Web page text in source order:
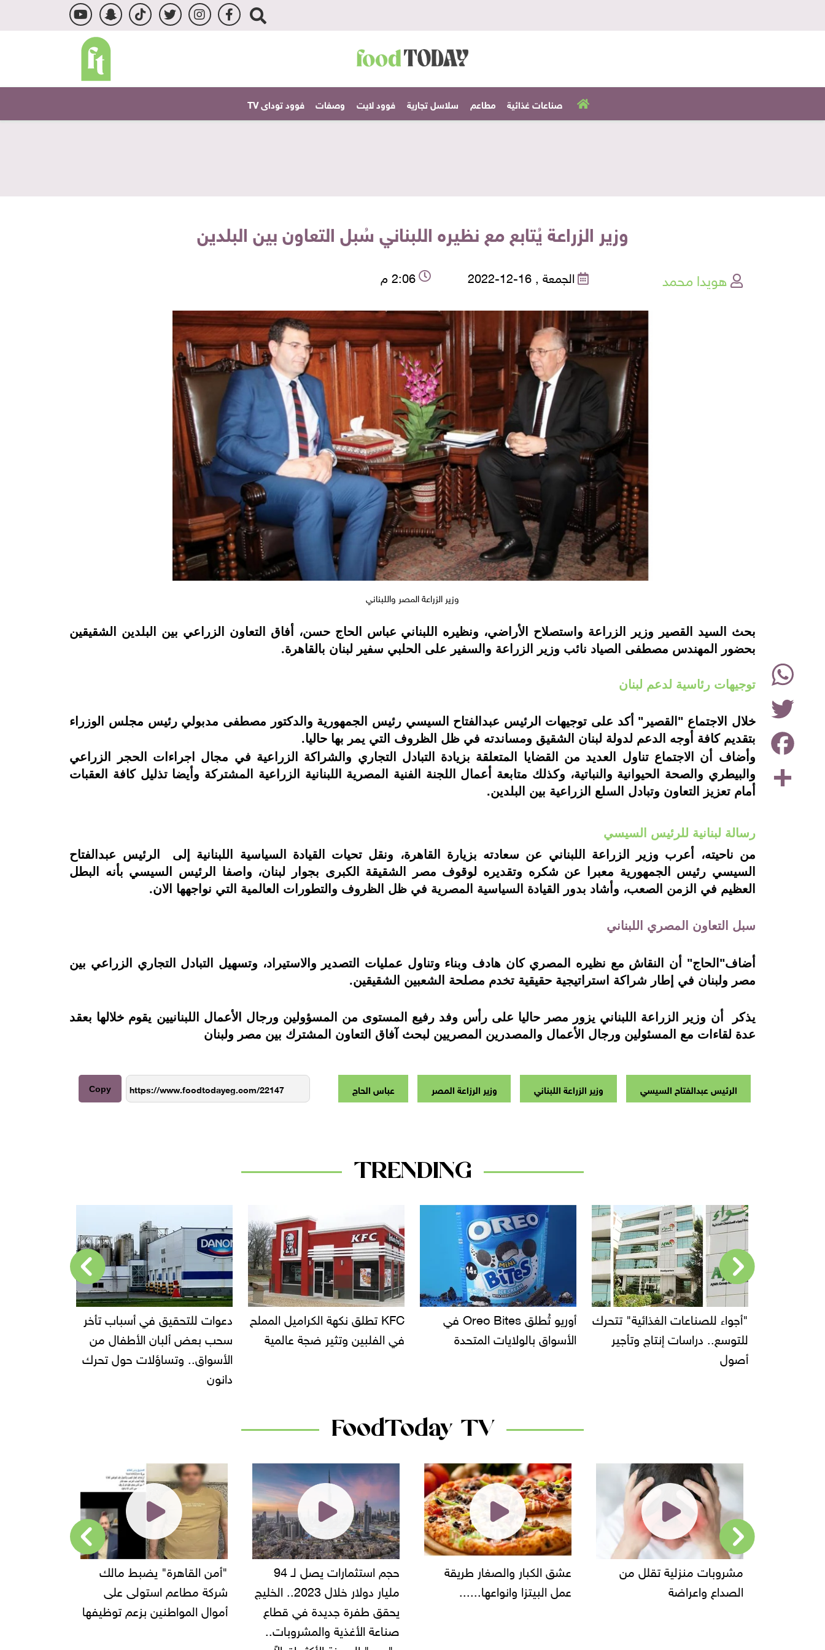
صناعات غذائية مطاعم سلاسل تجارية فوود لايت وصفات فوود توداى TV
وزير الزراعة يُتابع مع نظيره اللبناني سُبل التعاون بين البلدين
هويدا محمد الجمعة , 16-12-2022 2:06 م
وزير الزراعة المصر واللبناني
Share
Facebook
Twitter
WhatsApp
instagramبحث
السيد القصير وزير الزراعة واستصلاح الأراضي، ونظيره اللبناني عباس الحاج حسن، أفاق التعاون الزراعي بين البلدين الشقيقين
بحضور المهندس مصطفى الصياد نائب وزير الزراعة والسفير على الحلبي سفير لبنان بالقاهرة.
توجيهات رئاسية لدعم لبنان
خلال الاجتماع "القصير" أكد على توجيهات الرئيس عبدالفتاح السيسي رئيس الجمهورية والدكتور مصطفى مدبولي رئيس مجلس الوزراء
بتقديم كافة أوجه الدعم لدولة لبنان الشقيق ومساندته في ظل الظروف التي يمر بها حاليا.
وأضاف أن الاجتماع تناول العديد من القضايا المتعلقة بزيادة التبادل التجاري والشراكة الزراعية في مجال اجراءات الحجر الزراعي
والبيطري والصحة الحيوانية والنباتية، وكذلك متابعة أعمال اللجنة الفنية المصرية اللبنانية الزراعية المشتركة وأيضا تذليل كافة العقبات
أمام تعزيز التعاون وتبادل السلع الزراعية بين البلدين.
رسالة لبنانية للرئيس السيسي
من ناحيته، أعرب وزير الزراعة اللبناني عن سعادته بزيارة القاهرة، ونقل تحيات القيادة السياسية اللبنانية إلى الرئيس عبدالفتاح
السيسي رئيس الجمهورية معبرا عن شكره وتقديره لوقوف مصر الشقيقة الكبرى بجوار لبنان، واصفا الرئيس السيسي بأنه البطل
العظيم في الزمن الصعب، وأشاد بدور القيادة السياسية المصرية في ظل الظروف والتطورات العالمية التي نواجهها الان.
سبل التعاون المصري اللبناني
أضاف"الحاج" أن النقاش مع نظيره المصري كان هادف وبناء وتناول عمليات التصدير والاستيراد، وتسهيل التبادل التجاري الزراعي بين
مصر ولبنان في إطار شراكة استراتيجية حقيقية تخدم مصلحة الشعبين الشقيقين.
يذكر
أن وزير الزراعة اللبناني يزور مصر حاليا على رأس وفد رفيع المستوى من المسؤولين ورجال الأعمال اللبنانيين يقوم خلالها بعقد
عدة لقاءات مع المسئولين ورجال الأعمال والمصدرين المصريين لبحث آفاق التعاون المشترك بين مصر ولبنان
الرئيس عبدالفتاح السيسي وزير الزراعة اللبناني وزير الرزاعة المصر عباس الحاج Copy
TRENDING
الغذائية" تتحرك
إنتاج وتأجير
أوريو تُطلق Oreo Bites في
الأسواق بالولايات المتحدة
KFC تطلق نكهة الكراميل المملح
في الفلبين وتثير ضجة عالمية
دعوات للتحقيق في أسباب تأخر
سحب بعض ألبان الأطفال من
الأسواق.. وتساؤلات حول تحرك
إحالة مالك محل إيتوال للمحاكمة
الجنائية العاجلة
FoodToday TV
منزلية تقلل من
عشق الكبار والصغار طريقة
عمل البيتزا وانواعها......
حجم استثمارات يصل لـ 94
مليار دولار خلال 2023.. الخليج
يحقق طفرة جديدة في قطاع
صناعة الأغذية والمشروبات..
"أمن القاهرة" يضبط مالك
شركة مطاعم استولى على
أموال المواطنين بزعم توظيفها
جديدة في الساحل الشمالي
ومرسى مطروح استعدادًا